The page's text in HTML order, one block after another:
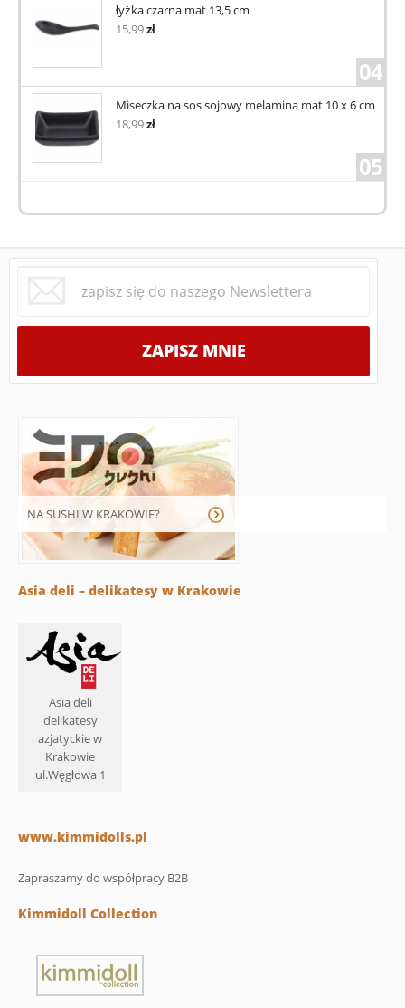
łyżka czarna mat 13,5 cm
15,99zł
04
Miseczka na sos sojowy melamina mat 10 x 6 cm
18,99zł
05
NA SUSHI W KRAKOWIE?
Asia deli – delikatesy w Krakowie
Asia deli
delikatesy
azjatyckie w
Krakowie
ul.Węgłowa 1
www.kimmidolls.pl
Zapraszamy do współpracy B2B
Kimmidoll Collection